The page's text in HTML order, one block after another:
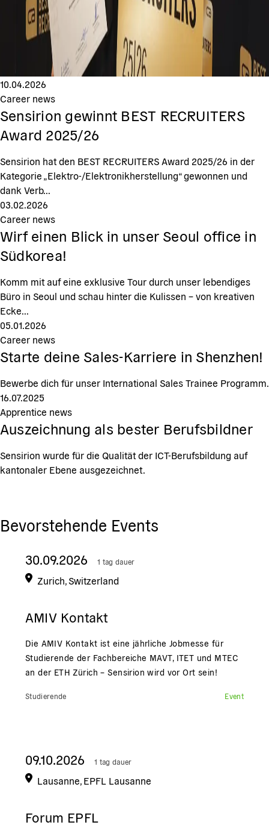
10.04.2026
Career news
Sensirion gewinnt BEST RECRUITERS
Award 2025/26
Sensirion hat den BEST RECRUITERS Award 2025/26 in der
Kategorie „Elektro-/Elektronikherstellung“ gewonnen und
dank Verb...
03.02.2026
Career news
Wirf einen Blick in unser Seoul office in
Südkorea!
Komm mit auf eine exklusive Tour durch unser lebendiges
Büro in Seoul und schau hinter die Kulissen – von kreativen
Ecke...
05.01.2026
Career news
Starte deine Sales-Karriere in Shenzhen!
Bewerbe dich für unser International Sales Trainee Programm.
16.07.2025
Apprentice news
Auszeichnung als bester Berufsbildner
Sensirion wurde für die Qualität der ICT-Berufsbildung auf
kantonaler Ebene ausgezeichnet.
Bevorstehende Events
30.09.2026 1 tag dauer
Zurich, Switzerland
AMIV Kontakt
Die AMIV Kontakt ist eine jährliche Jobmesse für
Studierende der Fachbereiche MAVT, ITET und MTEC
an der ETH Zürich – Sensirion wird vor Ort sein!
Studierende Event
09.10.2026 1 tag dauer
Lausanne, EPFL Lausanne
Forum EPFL